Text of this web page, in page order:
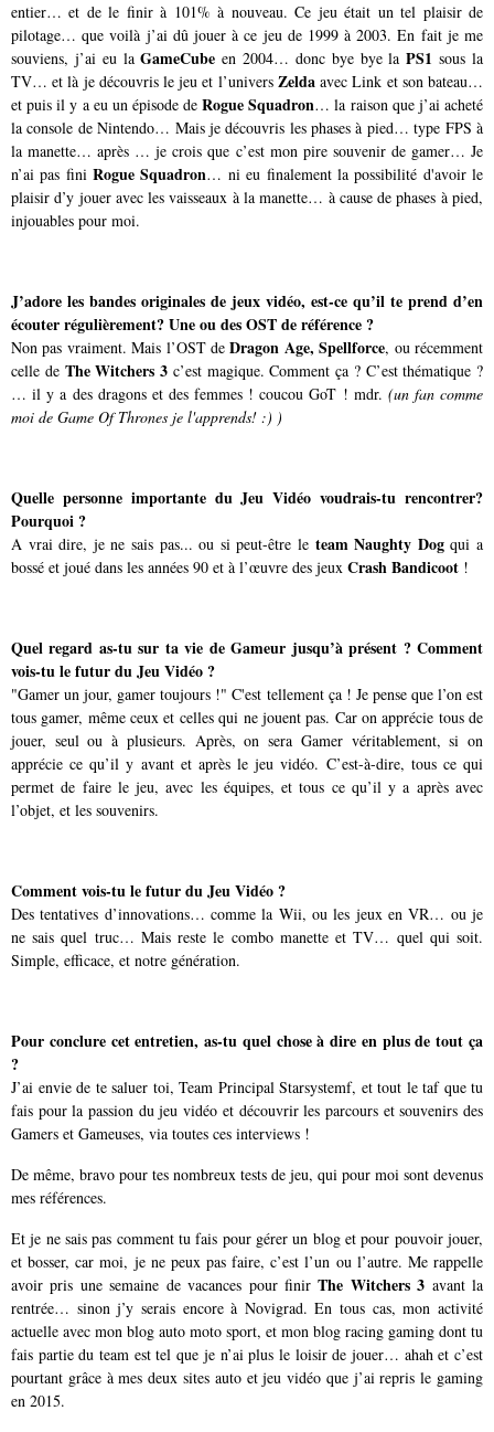
entier… et de le finir à 101% à nouveau. Ce jeu était un tel plaisir de
pilotage… que voilà j’ai dû jouer à ce jeu de 1999 à 2003. En fait je me
souviens, j’ai eu laGameCube en 2004… donc bye bye laPS1 sous la
TV… et là je découvris le jeu et l’univers Zeldaavec Link et son bateau…
et puis il y a eu un épisode deRogue Squadron… la raison que j’ai acheté
la console de Nintendo… Mais je découvris les phases à pied… type FPS à
la manette… après … je crois que c’est mon pire souvenir de gamer… Je
n’ai pas finiRogue Squadron… ni eu finalement la possibilité d'avoir le
plaisir d’y jouer avec les vaisseaux à la manette… à cause de phases à pied,
injouables pour moi.
J’adore les bandes originales de jeux vidéo, est-ce qu’il te prend d’en
écouter régulièrement? Une ou des OST de référence ?
Non pas vraiment. Mais l’OST deDragon Age, Spellforce, ou récemment
celle de The Witchers 3 c’est magique. Comment ça ? C’est thématique ?
… il y a des dragons et des femmes ! coucou GoT ! mdr. (un fan comme
moi de Game Of Thrones je l'apprends! :) )
Quelle personne importante du Jeu Vidéo voudrais-tu rencontrer?
Pourquoi ?
A vrai dire, je ne sais pas... ou si peut-être le team Naughty Dogqui a
bossé et joué dans les années 90 et à l’œuvre des jeux Crash Bandicoot !
Quel regard as-tu sur ta vie de Gameur jusqu’à présent ? Comment
vois-tu le futur du Jeu Vidéo ?
"Gamer un jour, gamer toujours !" C'est tellement ça ! Je pense que l’on est
tous gamer, même ceux et celles qui ne jouent pas. Car on apprécie tous de
jouer, seul ou à plusieurs. Après, on sera Gamer véritablement, si on
apprécie ce qu’il y avant et après le jeu vidéo. C’est-à-dire, tous ce qui
permet de faire le jeu, avec les équipes, et tous ce qu’il y a après avec
l’objet, et les souvenirs.
Comment vois-tu le futur du Jeu Vidéo ?
Des tentatives d’innovations… comme la Wii, ou les jeux en VR… ou je
ne sais quel truc… Mais reste le combo manette et TV… quel qui soit.
Simple, efficace, et notre génération.
Pour conclure cet entretien, as-tu quel chose à dire en plus de tout ça
?
J’ai envie de te saluer toi, Team Principal Starsystemf, et tout le taf que tu
fais pour la passion du jeu vidéo et découvrir les parcours et souvenirs des
Gamers et Gameuses, via toutes ces interviews !
De même, bravo pour tes nombreux tests de jeu, qui pour moi sont devenus
mes références.
Et je ne sais pas comment tu fais pour gérer un blog et pour pouvoir jouer,
et bosser, car moi, je ne peux pas faire, c’est l’un ou l’autre. Me rappelle
avoir pris une semaine de vacances pour finirThe Witchers 3 avant la
rentrée… sinon j’y serais encore à Novigrad. En tous cas, mon activité
actuelle avec mon blog auto moto sport, et mon blog racing gaming dont tu
fais partie du team est tel que je n’ai plus le loisir de jouer… ahah et c’est
pourtant grâce à mes deux sites auto et jeu vidéo que j’ai repris le gaming
en 2015.